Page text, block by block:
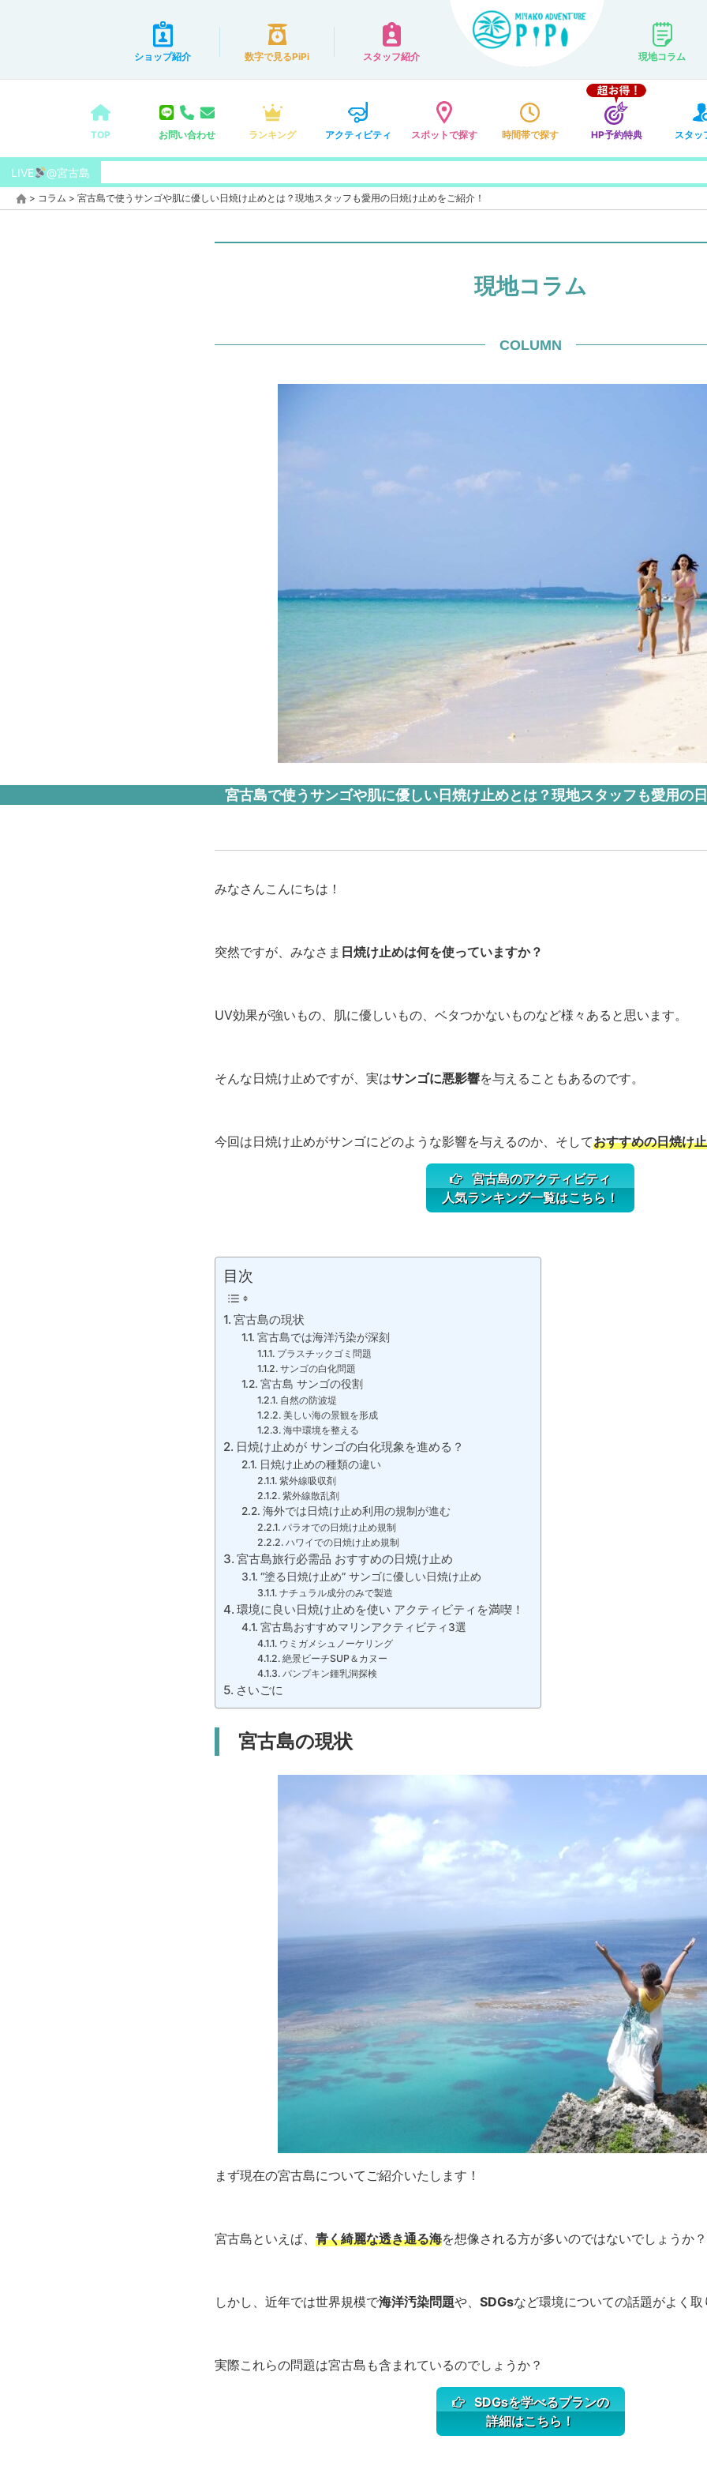
ショップ紹介 数字で見るPiPi スタッフ紹介 現地コラム
TOP お問い合わせ ランキング アクティビティ スポットで探す 時間帯で探す HP予約特典 スタッ
LIVE @宮古島
> コラム > 宮古島で使うサンゴや肌に優しい日焼け止めとは？現地スタッフも愛用の日焼け止めをご紹介！
現地コラム
COLUMN
宮古島で使うサンゴや肌に優しい日焼け止めとは？現地スタッフも愛用の
みなさんこんにちは！
突然ですが、みなさま 日焼け止めは何を使っていますか？
UV効果が強いもの、肌に優しいもの、ベタつかないものなど様々あると思います。
そんな日焼け止めですが、実はサンゴに悪影響を与えることもあるのです。
今回は日焼け止めがサンゴにどのような影響を与えるのか、そしておすすめの日焼け
宮古島のアクティビティ
人気ランキング一覧はこちら！
目次
宮古島の現状
宮古島では海洋汚染が深刻
プラスチックゴミ問題
サンゴの白化問題
宮古島 サンゴの役割
自然の防波堤
美しい海の景観を形成
海中環境を整える
日焼け止めが サンゴの白化現象を進める？
日焼け止めの種類の違い
紫外線吸収剤
紫外線散乱剤
海外では日焼け止め利用の規制が進む
パラオでの日焼け止め規制
ハワイでの日焼け止め規制
宮古島旅行必需品 おすすめの日焼け止め
“塗る日焼け止め” サンゴに優しい日焼け止め
ナチュラル成分のみで製造
環境に良い日焼け止めを使い アクティビティを満喫！
宮古島おすすめマリンアクティビティ3選
ウミガメシュノーケリング
絶景ビーチSUP＆カヌー
パンプキン鍾乳洞探検
さいごに
宮古島の現状
まず現在の宮古島についてご紹介いたします！
宮古島といえば、 青く綺麗な透き通る海を想像される方が多いのではないでしょうか？
しかし、近年では世界規模で海洋汚染問題や、 SDGsなど環境についての話題がよく取
実際これらの問題は宮古島も含まれているのでしょうか？
SDGsを学べるプランの
詳細はこちら！